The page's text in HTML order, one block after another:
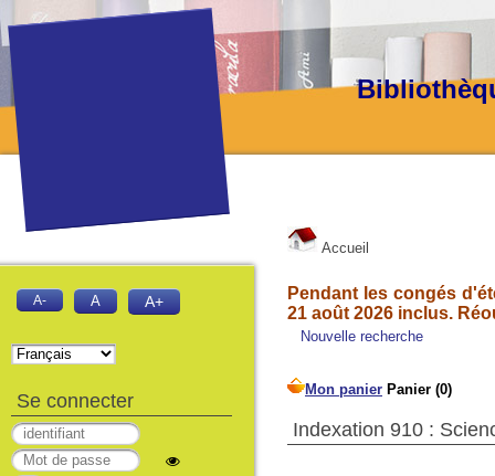
Accueil
Pendant les congés
21 août 2026 inclus.
Nouvelle recherche
Indexation 910 :
A- A A+
Se connecter